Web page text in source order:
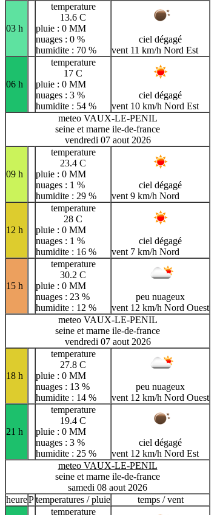
03 h
temperature
13.6 C
pluie : 0 MM
nuages : 0 %
humidite : 70 %
ciel dégagé
vent 11 km/h Nord Est
06 h
temperature
17 C
pluie : 0 MM
nuages : 3 %
humidite : 54 %
ciel dégagé
vent 10 km/h Nord Est
meteo VAUX-LE-PENIL
seine et marne ile-de-france
vendredi 07 aout 2026
09 h
temperature
23.4 C
pluie : 0 MM
nuages : 1 %
humidite : 29 %
ciel dégagé
vent 9 km/h Nord
12 h
temperature
28 C
pluie : 0 MM
nuages : 1 %
humidite : 16 %
ciel dégagé
vent 7 km/h Nord
15 h
temperature
30.2 C
pluie : 0 MM
nuages : 23 %
humidite : 12 %
peu nuageux
vent 12 km/h Nord Ouest
meteo VAUX-LE-PENIL
seine et marne ile-de-france
vendredi 07 aout 2026
18 h
temperature
27.8 C
pluie : 0 MM
nuages : 13 %
humidite : 14 %
peu nuageux
vent 12 km/h Nord Ouest
21 h
temperature
19.4 C
pluie : 0 MM
nuages : 3 %
humidite : 25 %
ciel dégagé
vent 12 km/h Nord Est
meteo VAUX-LE-PENIL
seine et marne ile-de-france
samedi 08 aout 2026
heurePtemperatures / pluie temps / vent
temperature